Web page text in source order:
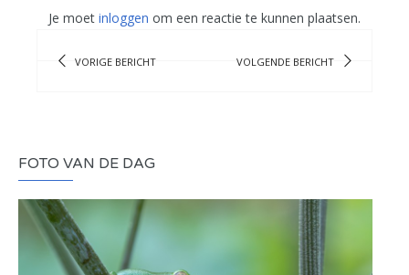
Je moet inloggen om een reactie te kunnen plaatsen.
VORIGE BERICHT VOLGENDE BERICHT
FOTO VAN DE DAG